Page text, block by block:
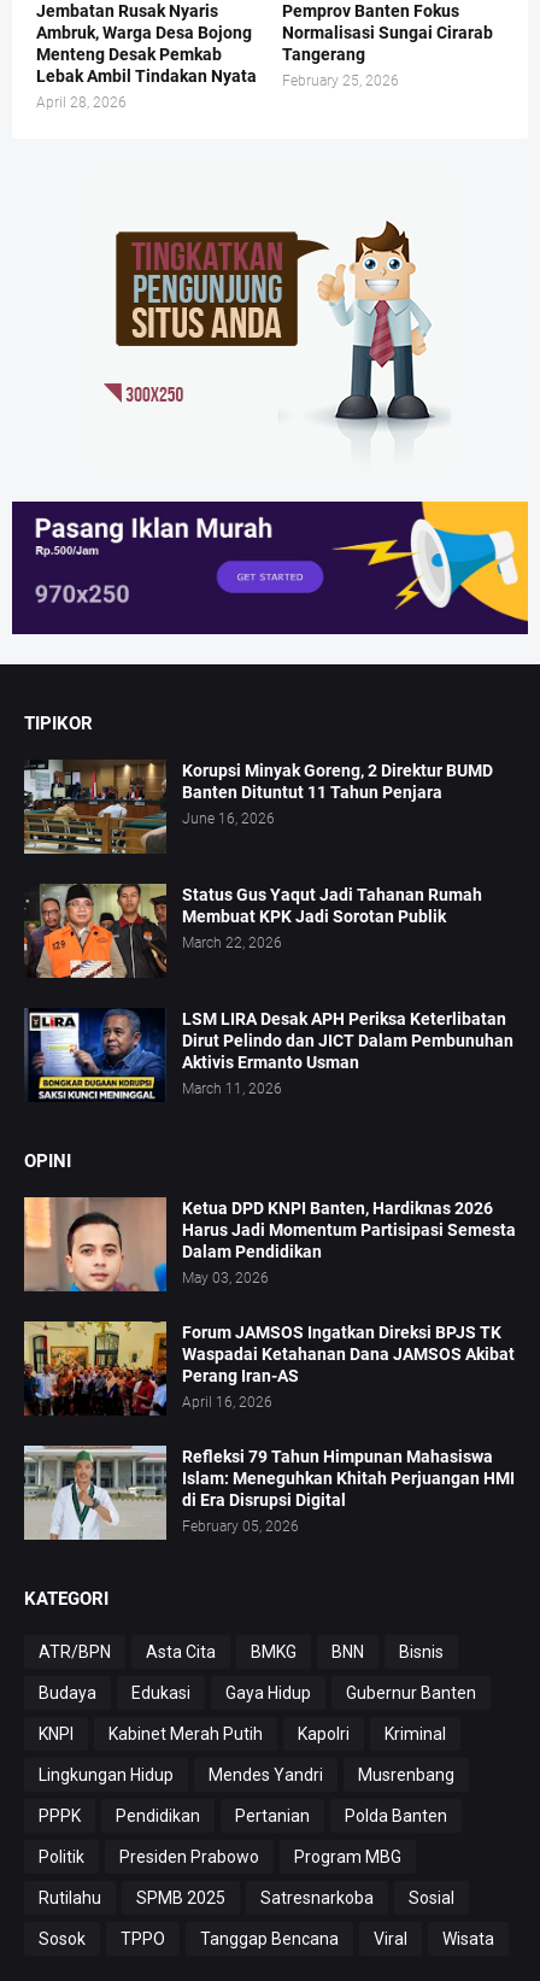
Jembatan Rusak Nyaris
Ambruk, Warga Desa Bojong
Menteng Desak Pemkab
Lebak Ambil Tindakan Nyata
April 28, 2026
Pemprov Banten Fokus
Normalisasi Sungai Cirarab
Tangerang
February 25, 2026
TIPIKOR
Korupsi Minyak Goreng, 2 Direktur BUMD
Banten Dituntut 11 Tahun Penjara
June 16, 2026
Status Gus Yaqut Jadi Tahanan Rumah
Membuat KPK Jadi Sorotan Publik
March 22, 2026
LSM LIRA Desak APH Periksa Keterlibatan
Dirut Pelindo dan JICT Dalam Pembunuhan
Aktivis Ermanto Usman
March 11, 2026
OPINI
Ketua DPD KNPI Banten, Hardiknas 2026
Harus Jadi Momentum Partisipasi Semesta
Dalam Pendidikan
May 03, 2026
Forum JAMSOS Ingatkan Direksi BPJS TK
Waspadai Ketahanan Dana JAMSOS Akibat
Perang Iran-AS
April 16, 2026
Refleksi 79 Tahun Himpunan Mahasiswa
Islam: Meneguhkan Khitah Perjuangan HMI
di Era Disrupsi Digital
February 05, 2026
KATEGORI
ATR/BPN Asta Cita BMKG BNN Bisnis
Budaya Edukasi Gaya Hidup Gubernur Banten
KNPI Kabinet Merah Putih Kapolri Kriminal
Lingkungan Hidup Mendes Yandri Musrenbang
PPPK Pendidikan Pertanian Polda Banten
Politik Presiden Prabowo Program MBG
Rutilahu SPMB 2025 Satresnarkoba Sosial
Sosok TPPO Tanggap Bencana Viral Wisata